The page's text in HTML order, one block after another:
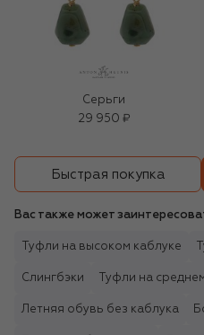
Серьги
29 950 ₽
Быстрая покупка
Вас также может
Туфли на высоком каблуке
Слингбэки Туфли на
Летняя обувь без каблука